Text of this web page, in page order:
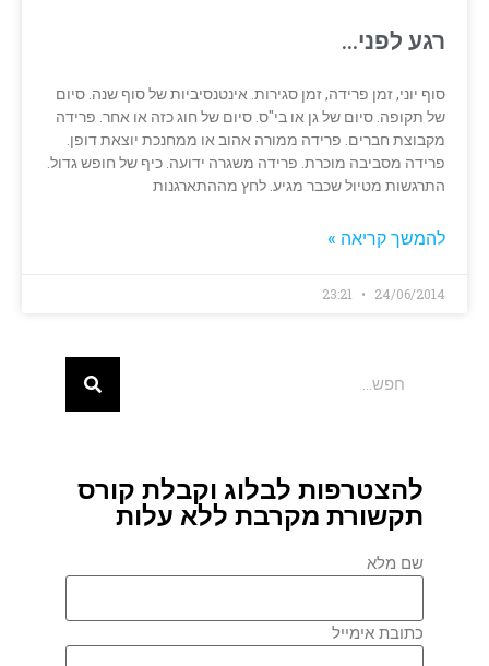
רגע לפני…
סוף יוני, זמן פרידה, זמן סגירות. אינטנסיביות של סוף שנה. סיום
של תקופה. סיום של גן או בי"ס. סיום של חוג כזה או אחר. פרידה
מקבוצת חברים. פרידה ממורה אהוב או ממחנכת יוצאת דופן.
פרידה מסביבה מוכרת. פרידה משגרה ידועה. כיף של חופש גדול.
התרגשות מטיול שכבר מגיע. לחץ מההתארגנות
להמשך קריאה »
24/06/2014
להצטרפות לבלוג וקבלת קורס
תקשורת מקרבת ללא עלות
שם מלא
כתובת אימייל